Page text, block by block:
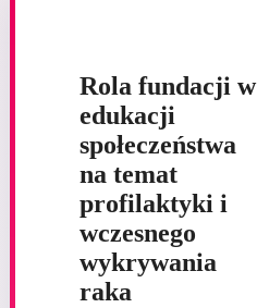
Rola fundacji w
edukacji
społeczeństwa
na temat
profilaktyki i
wczesnego
wykrywania
raka